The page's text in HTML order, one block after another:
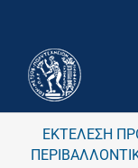
ΕΚΤΕΛΕΣΗ